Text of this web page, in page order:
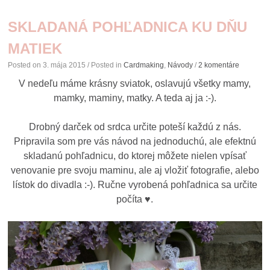
SKLADANÁ POHĽADNICA KU DŇU
MATIEK
Posted on3. mája 2015 / Posted inCardmaking, Návody /2 komentáre
V nedeľu máme krásny sviatok, oslavujú všetky mamy,
mamky, maminy, matky. A teda aj ja :-).
Drobný darček od srdca určite poteší každú z nás.
Pripravila som pre vás návod na jednoduchú, ale efektnú
skladanú pohľadnicu, do ktorej môžete nielen vpísať
venovanie pre svoju maminu, ale aj vložiť fotografie, alebo
lístok do divadla :-). Ručne vyrobená pohľadnica sa určite
počíta ♥.